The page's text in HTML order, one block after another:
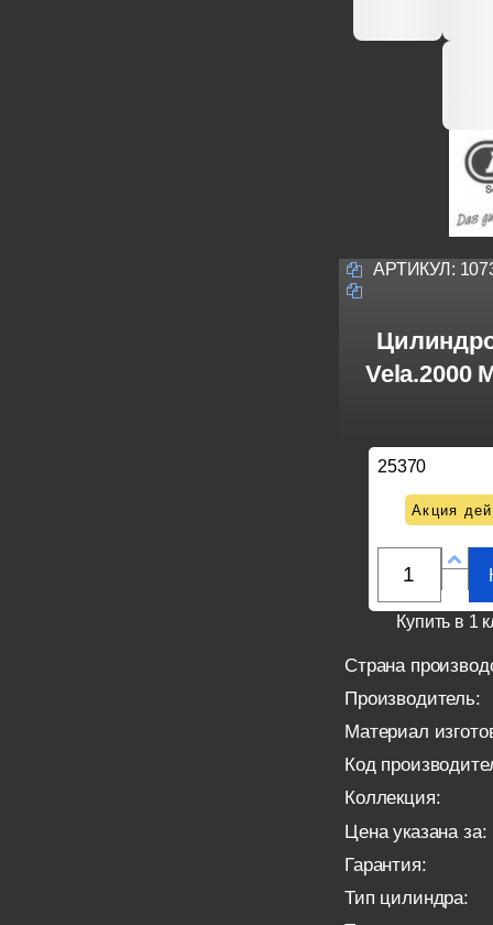
АРТИКУЛ:
Vela.2000
25370
Акция
Купить в 1
Страна
Производитель:
Материал
Код
Коллекция:
Цена указана за:
Гарантия:
Тип цилиндра: